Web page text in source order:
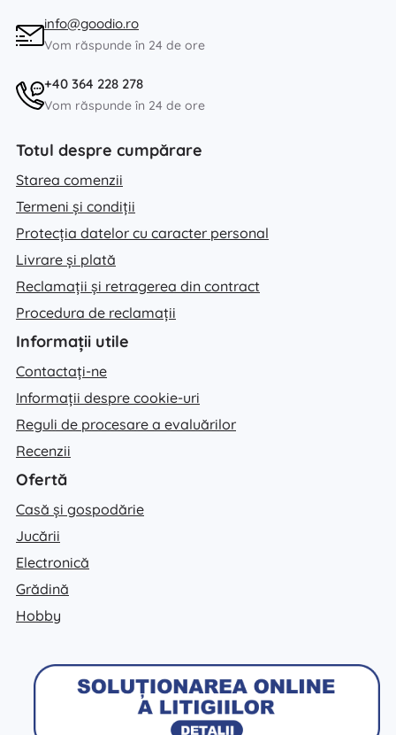
info@goodio.ro
Vom răspunde în 24 de ore
+40 364 228 278
Vom răspunde în 24 de ore
Totul despre cumpărare
Starea comenzii
Termeni și condiții
Protecția datelor cu caracter personal
Livrare și plată
Reclamații și retragerea din contract
Procedura de reclamații
Informații utile
Contactați-ne
Informații despre cookie-uri
Reguli de procesare a evaluărilor
Recenzii
Ofertă
Casă și gospodărie
Jucării
Electronică
Grădină
Hobby